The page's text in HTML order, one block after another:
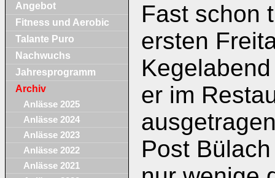
Angebot
Fitness und Aerobic
Talante Puro
Nachwuchs
Jahresprogramm
Archiv
Anlässe 2025
Anlässe 2024
Anlässe 2023
Anlässe 2022
Anlässe 2021
Fast schon
ersten
er im
Post